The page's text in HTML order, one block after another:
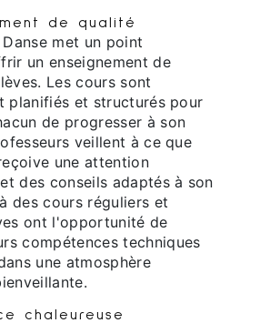
de qualité
met un point
un enseignement de
Les cours sont
planifiés et structurés pour
de progresser à son
veillent à ce que
une attention
des conseils adaptés à son
des cours réguliers et
ont l'opportunité de
compétences techniques
une atmosphère
chaleureuse